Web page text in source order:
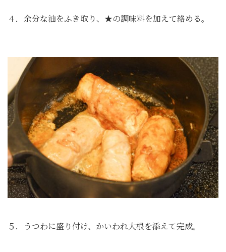
４．余分な油をふき取り、★の調味料を加えて絡める。
５．うつわに盛り付け、かいわれ大根を添えて完成。